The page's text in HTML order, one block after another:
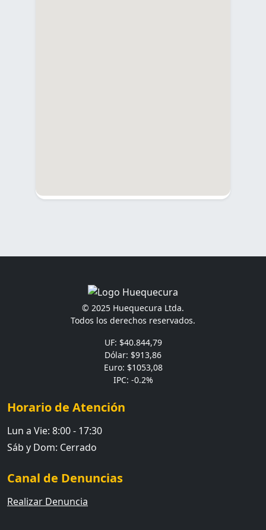
© 2025 Huequecura Ltda.
Todos los derechos reservados.
UF: $40.844,79
Dólar: $913,86
Euro: $1053,08
IPC: -0.2%
Horario de Atención
Lun a Vie: 8:00 - 17:30
Sáb y Dom: Cerrado
Canal de Denuncias
Realizar Denuncia